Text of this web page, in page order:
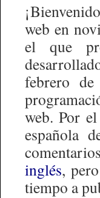
web en
el que
febrero
web. Por
española
inglés,
tiempo a